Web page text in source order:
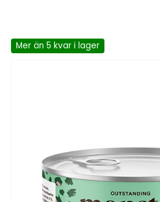
Mer än 5 kvar i lager